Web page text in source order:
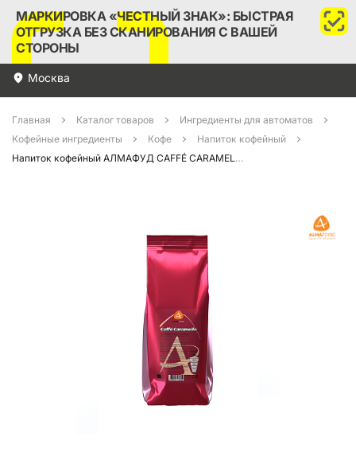
МАРКИРОВКА «ЧЕСТНЫЙ ЗНАК»: БЫСТРАЯ
ОТГРУЗКА БЕЗ СКАНИРОВАНИЯ С ВАШЕЙ
СТОРОНЫ
Москва
Главная Каталог товаров
Ингредиенты для автоматов
Кофейные ингредиенты
Кофе
Напиток кофейный
Напиток кофейный АЛМАФУД CAFFÉ CARAMELLO 1кг